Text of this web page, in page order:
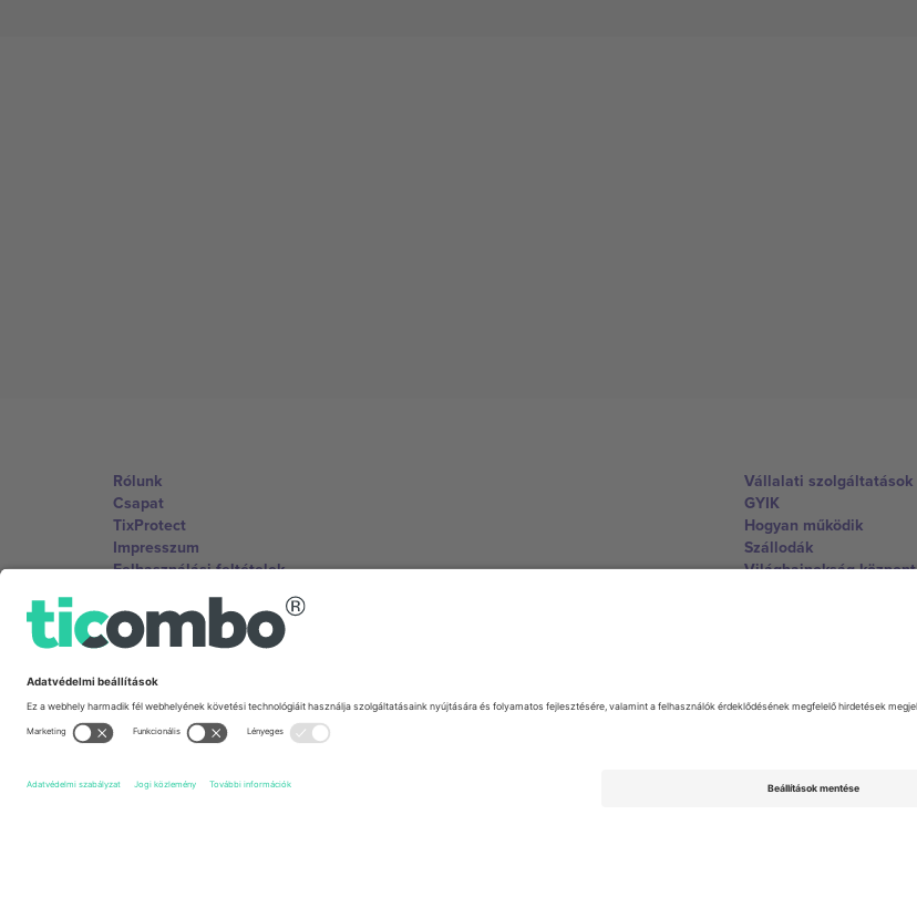
Rólunk
Csapat
TixProtect
Impresszum
Felhasználási feltételek
Partnerprogram
Vállalati szolgáltatások
GYIK
Hogyan működik
Szállodák
Világbajnokság központ